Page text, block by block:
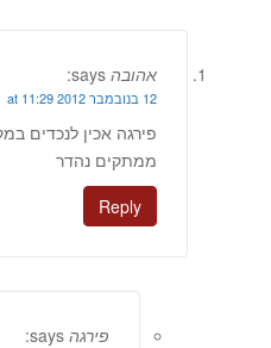
אהובה says:
12 בנובמבר 2012 at 11:29
פירגה אכין לנכדים
ממתקים נהדר
Reply
פירגה says: